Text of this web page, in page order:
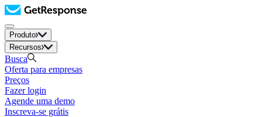
Produto
Recursos
Busca
Oferta para empresas
Preços
Fazer login
Agende uma demo
Inscreva-se grátis